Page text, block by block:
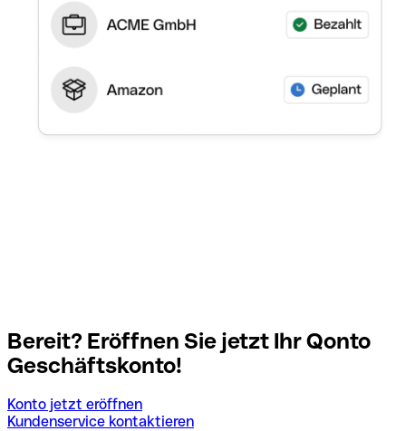
Bereit? Eröffnen Sie jetzt Ihr Qonto
Geschäftskonto!
Konto jetzt eröffnen
Kundenservice kontaktieren